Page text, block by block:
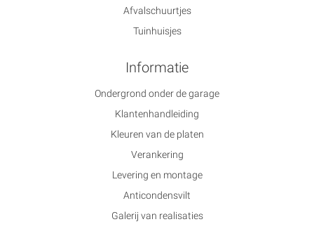
Afvalschuurtjes
Tuinhuisjes
Informatie
Ondergrond onder de garage
Klantenhandleiding
Kleuren van de platen
Verankering
Levering en montage
Anticondensvilt
Galerij van realisaties